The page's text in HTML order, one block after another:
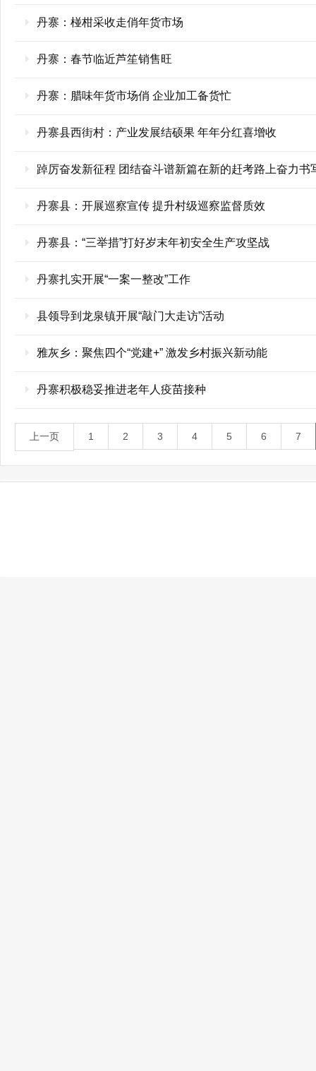
丹寨：椪柑采收走俏年货市场
丹寨：春节临近芦笙销售旺
丹寨：腊味年货市场俏 企业加工备货忙
丹寨县西街村：产业发展结硕果 年年分红喜增收
踔厉奋发新征程 团结奋斗谱新篇在新的赶考路上奋力
丹寨县：开展巡察宣传 提升村级巡察监督质效
丹寨县：“三举措”打好岁末年初安全生产攻坚战
丹寨扎实开展“一案一整改”工作
县领导到龙泉镇开展“敲门大走访”活动
雅灰乡：聚焦四个“党建+” 激发乡村振兴新动能
丹寨积极稳妥推进老年人疫苗接种
上一页 1 2 3 4 5 6 7